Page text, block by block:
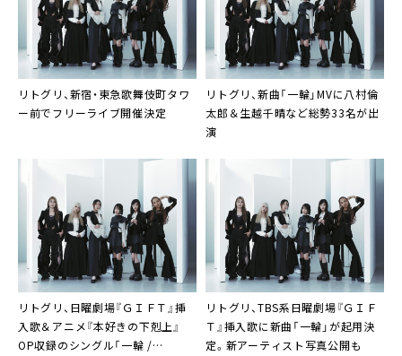
リトグリ、新宿・東急歌舞伎町タワ
ー前でフリーライブ開催決定
リトグリ、新曲「一輪」MVに八村倫
太郎＆生越千晴など総勢33名が出
演
リトグリ、日曜劇場『ＧＩＦＴ』挿
入歌＆アニメ『本好きの下剋上』
OP収録のシングル「一輪 /
リトグリ、TBS系日曜劇場『ＧＩＦ
Ｔ』挿入歌に新曲「一輪」が起用決
定。新アーティスト写真公開も